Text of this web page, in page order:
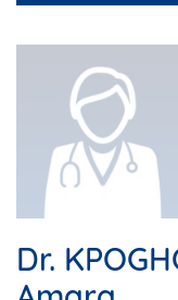
Dr.